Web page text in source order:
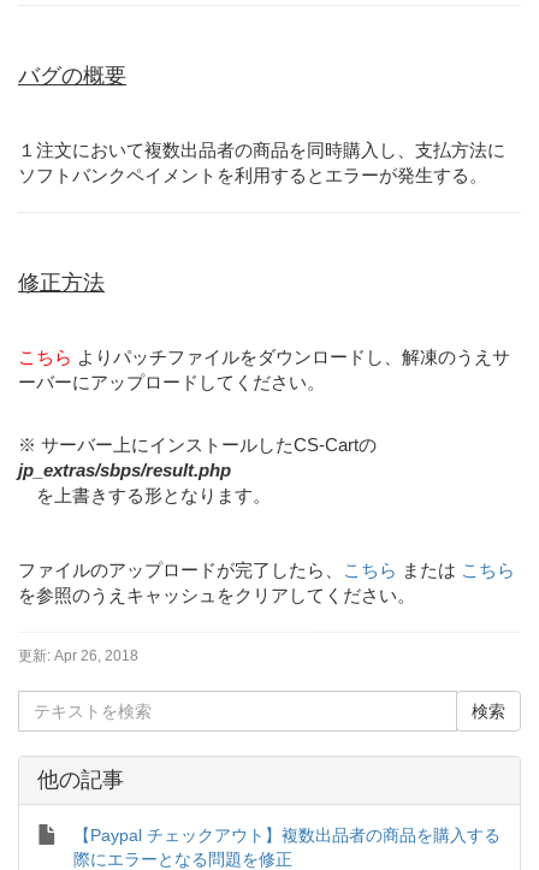
バグの概要
１注文において複数出品者の商品を同時購入し、支払方法に
ソフトバンクペイメントを利用するとエラーが発生する。
修正方法
こちら よりパッチファイルをダウンロードし、解凍のうえサ
ーバーにアップロードしてください。
※ サーバー上にインストールしたCS-Cartの
jp_extras/sbps/result.php
を上書きする形となります。
ファイルのアップロードが完了したら、 こちら または こちら
を参照のうえキャッシュをクリアしてください。
更新: Apr 26, 2018
他の記事
【Paypal チェックアウト】複数出品者の商品を購入する
際にエラーとなる問題を修正